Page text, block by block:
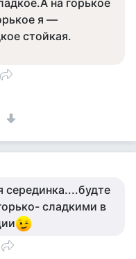
на горькое
я —
стойкая.
серединка....будте
сладкими в